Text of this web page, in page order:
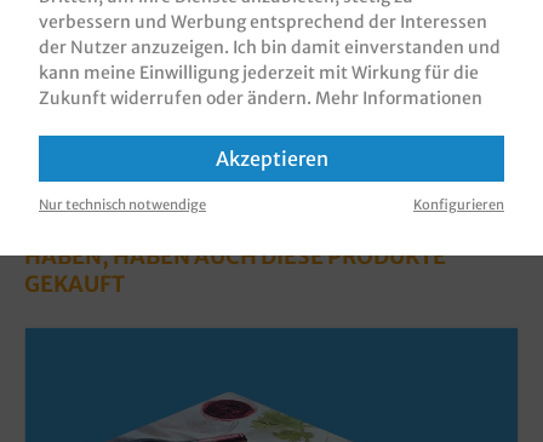
HABEN, HABEN AUCH DIESE PRODUKTE
GEKAUFT
verbessern und Werbung entsprechend der Interessen
der Nutzer anzuzeigen. Ich bin damit einverstanden und
kann meine Einwilligung jederzeit mit Wirkung für die
Zukunft widerrufen oder ändern. Mehr Informationen
Akzeptieren
Nur technisch notwendige Konfigurieren